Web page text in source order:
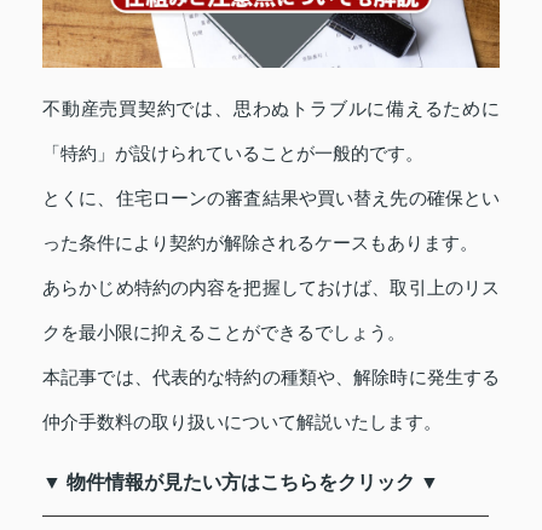
不動産売買契約では、思わぬトラブルに備えるために
「特約」が設けられていることが一般的です。
とくに、住宅ローンの審査結果や買い替え先の確保とい
った条件により契約が解除されるケースもあります。
あらかじめ特約の内容を把握しておけば、取引上のリス
クを最小限に抑えることができるでしょう。
本記事では、代表的な特約の種類や、解除時に発生する
仲介手数料の取り扱いについて解説いたします。
▼ 物件情報が見たい方はこちらをクリック ▼